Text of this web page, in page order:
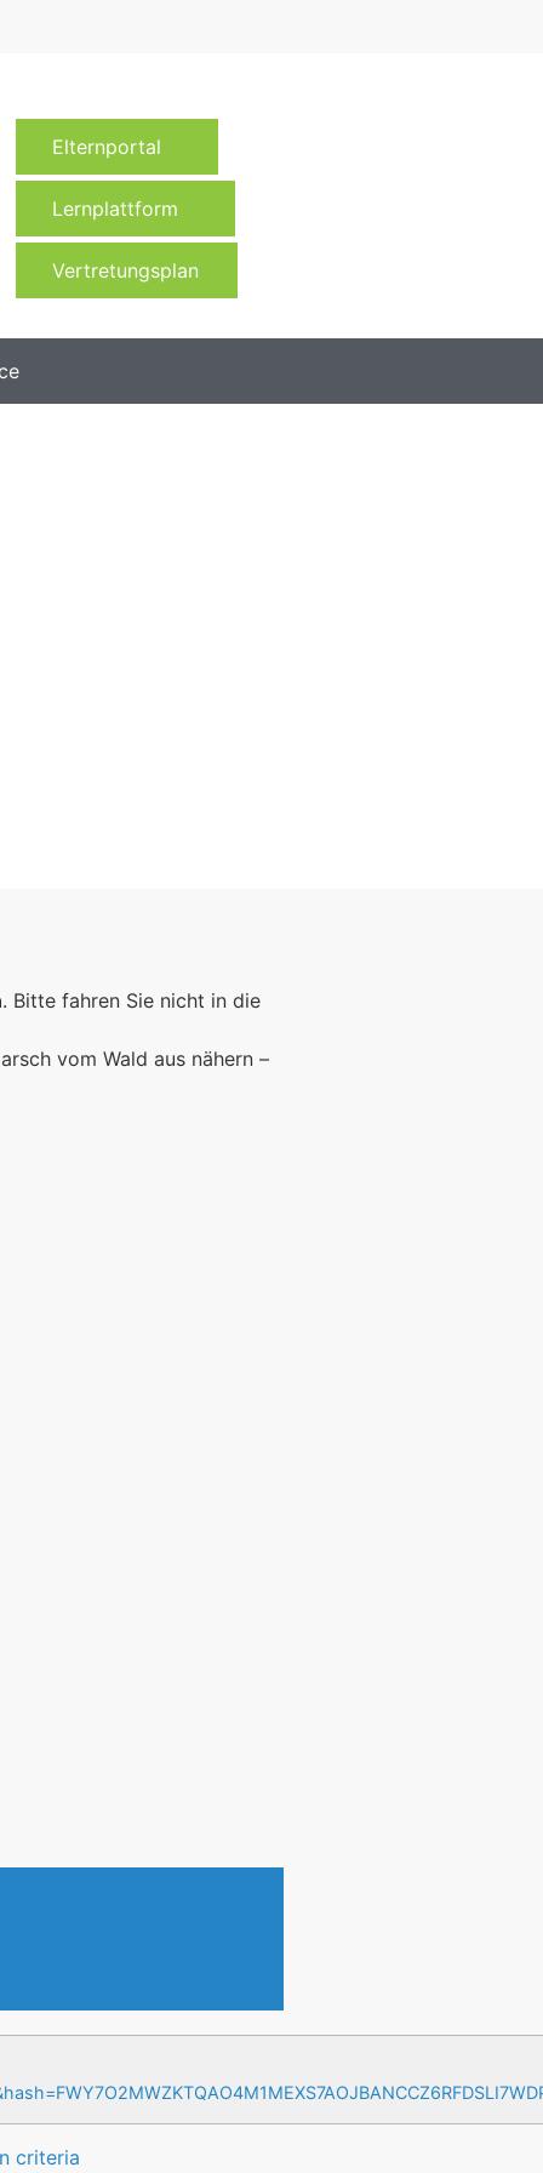
Elternportal
Lernplattform
Vertretungsplan
. Bitte fahren Sie nicht in die
vom Wald aus nähern –
criteria